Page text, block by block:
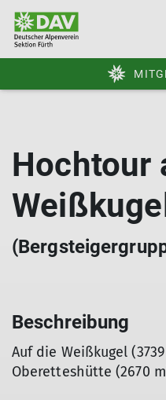
Hochtour
Beschreibung
Auf die Weißkugel
Oberetteshütte (2670